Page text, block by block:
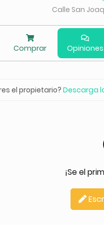
Calle San
Comprar Opiniones
el propietario? Descarga
¡Se el